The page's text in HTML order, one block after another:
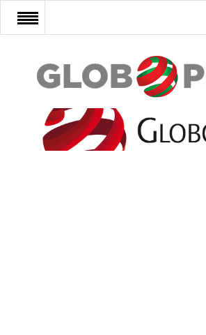
FŐOLDAL
AFRIKA